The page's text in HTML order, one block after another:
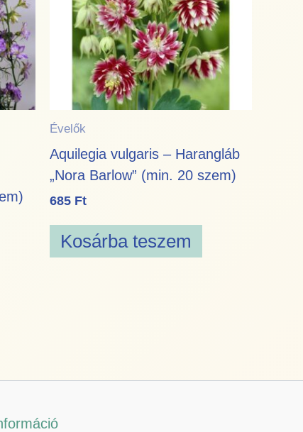
Évelők
Aquilegia vulgaris – Harangláb
„Nora Barlow” (min. 20 szem)
685 Ft
Kosárba teszem